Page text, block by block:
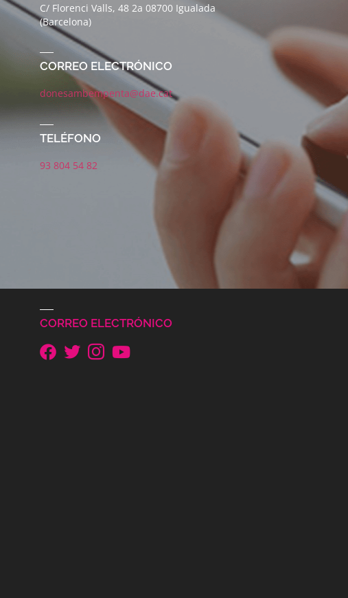
C/ Florenci Valls, 48 2a 08700 Igualada
(Barcelona)
CORREO ELECTRÓNICO
donesambempenta@dae.cat
TELÉFONO
93 804 54 82
CORREO ELECTRÓNICO